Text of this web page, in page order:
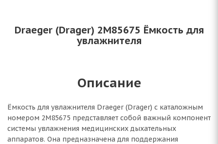
Draeger (Drager) 2M85675 Ёмкость для
увлажнителя
Описание
Ёмкость для увлажнителя Draeger (Drager) с каталожным
номером 2M85675 представляет собой важный компонент
системы увлажнения медицинских дыхательных
аппаратов. Она предназначена для поддержания